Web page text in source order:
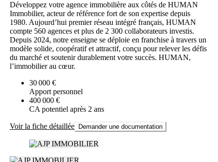
Développez votre agence immobilière aux côtés de HUMAN
Immobilier, acteur de référence fort de son expertise depuis
1980. Aujourd’hui premier réseau intégré français, HUMAN
compte 560 agences et plus de 2 300 collaborateurs investis.
Depuis 2024, notre enseigne se déploie en franchise à travers un
modèle solide, coopératif et attractif, conçu pour relever les défis
du marché et soutenir durablement votre succès. HUMAN,
l’immobilier au cœur.
30 000 €
Apport personnel
400 000 €
CA potentiel après 2 ans
Voir la fiche détaillée Demander une documentation